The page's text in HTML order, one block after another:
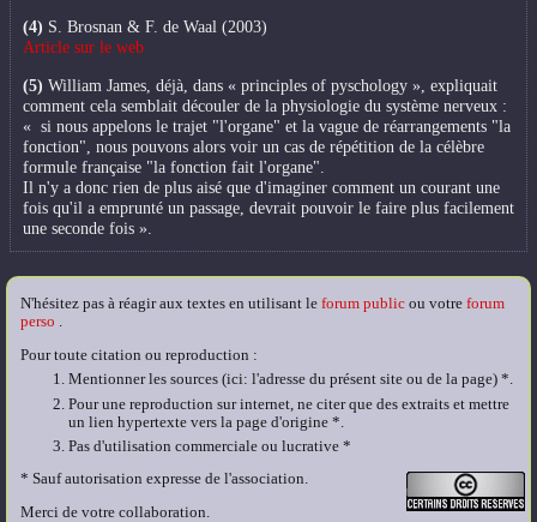
(4) S. Brosnan & F. de Waal (2003)
Article sur le web
(5) William James, déjà, dans « principles of pyschology », expliquait
comment cela semblait découler de la physiologie du système nerveux :
« si nous appelons le trajet "l'organe" et la vague de réarrangements "la
fonction", nous pouvons alors voir un cas de répétition de la célèbre
formule française "la fonction fait l'organe".
Il n'y a donc rien de plus aisé que d'imaginer comment un courant une
fois qu'il a emprunté un passage, devrait pouvoir le faire plus facilement
une seconde fois ».
N'hésitez pas à réagir aux textes en utilisant le forum public ou votre forum
perso .
Pour toute citation ou reproduction :
Mentionner les sources (ici: l'adresse du présent site ou de la page) *.
Pour une reproduction sur internet, ne citer que des extraits et mettre
un lien hypertexte vers la page d'origine *.
Pas d'utilisation commerciale ou lucrative *
* Sauf autorisation expresse de l'association.
Merci de votre collaboration.